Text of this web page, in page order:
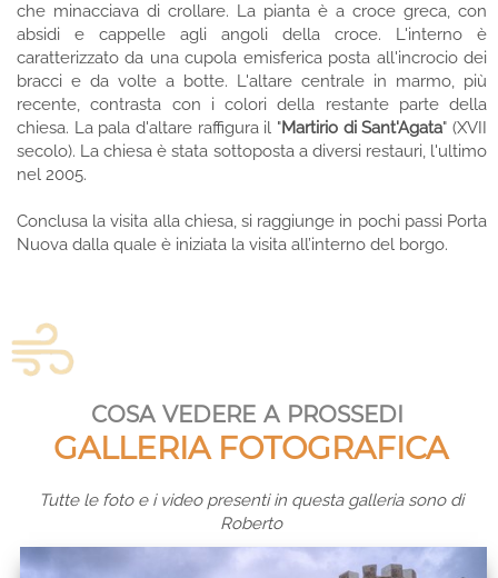
che minacciava di crollare. La pianta è a croce greca, con
absidi e cappelle agli angoli della croce. L'interno è
caratterizzato da una cupola emisferica posta all'incrocio dei
bracci e da volte a botte. L'altare centrale in marmo, più
recente, contrasta con i colori della restante parte della
chiesa. La pala d'altare raffigura il "Martirio di Sant'Agata" (XVII
secolo). La chiesa è stata sottoposta a diversi restauri, l'ultimo
nel 2005.
Conclusa la visita alla chiesa, si raggiunge in pochi passi Porta
Nuova dalla quale è iniziata la visita all’interno del borgo.
cosa vedere a prossedi
GALLERIA FOTOGRAFICA
Tutte le foto e i video presenti in questa galleria sono di
Roberto